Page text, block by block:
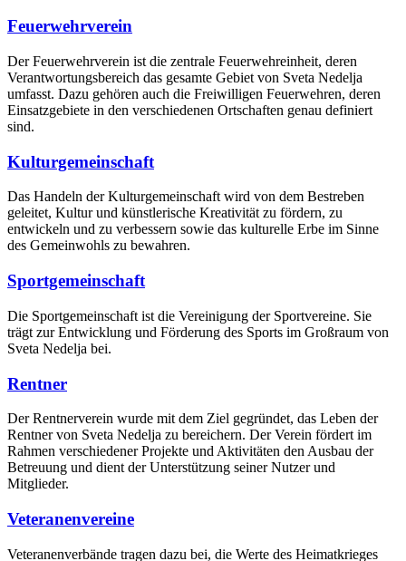
Feuerwehrverein
Der Feuerwehrverein ist die zentrale Feuerwehreinheit, deren
Verantwortungsbereich das gesamte Gebiet von Sveta Nedelja
umfasst. Dazu gehören auch die Freiwilligen Feuerwehren, deren
Einsatzgebiete in den verschiedenen Ortschaften genau definiert
sind.
Kulturgemeinschaft
Das Handeln der Kulturgemeinschaft wird von dem Bestreben
geleitet, Kultur und künstlerische Kreativität zu fördern, zu
entwickeln und zu verbessern sowie das kulturelle Erbe im Sinne
des Gemeinwohls zu bewahren.
Sportgemeinschaft
Die Sportgemeinschaft ist die Vereinigung der Sportvereine. Sie
trägt zur Entwicklung und Förderung des Sports im Großraum von
Sveta Nedelja bei.
Rentner
Der Rentnerverein wurde mit dem Ziel gegründet, das Leben der
Rentner von Sveta Nedelja zu bereichern. Der Verein fördert im
Rahmen verschiedener Projekte und Aktivitäten den Ausbau der
Betreuung und dient der Unterstützung seiner Nutzer und
Mitglieder.
Veteranenvereine
Veteranenverbände tragen dazu bei, die Werte des Heimatkrieges